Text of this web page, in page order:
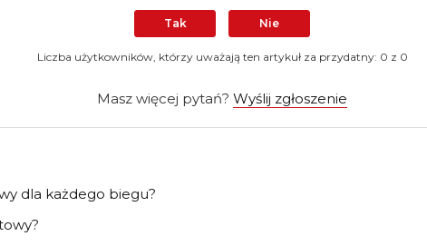
Tak Nie
Liczba użytkowników, którzy uważają ten artykuł za przydatny: 0 z 0
Masz więcej pytań?Wyślij zgłoszenie
dla każdego biegu?